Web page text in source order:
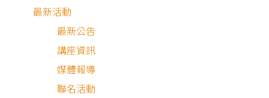
最新活動
最新公告
講座資訊
媒體報導
聯名活動
中古屋